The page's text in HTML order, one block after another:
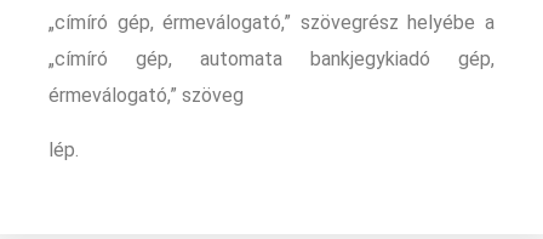
„címíró gép, érmeválogató,” szövegrész helyébe a
„címíró gép, automata bankjegykiadó gép,
érmeválogató,” szöveg
lép.